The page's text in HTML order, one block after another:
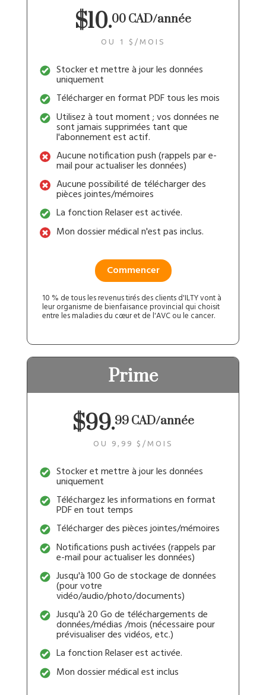
$10.00 CAD/année
OU 1 $/MOIS
Stocker et mettre à jour les données
uniquement
Télécharger en format PDF tous les mois
Utilisez à tout moment ; vos données ne
sont jamais supprimées tant que
l'abonnement est actif.
Aucune notification push (rappels par e-
mail pour actualiser les données)
Aucune possibilité de télécharger des
pièces jointes/mémoires
La fonction Relaser est activée.
Mon dossier médical n'est pas inclus.
Commencer
10 % de tous les revenus tirés des clients d'ILTY vont à
leur organisme de bienfaisance provincial qui choisit
entre les maladies du cœur et de l'AVC ou le cancer.
Prime
$99.99 CAD/année
OU 9,99 $/MOIS
Stocker et mettre à jour les données
uniquement
Téléchargez les informations en format
PDF en tout temps
Télécharger des pièces jointes/mémoires
Notifications push activées (rappels par
e-mail pour actualiser les données)
Jusqu'à 100 Go de stockage de données
(pour votre
vidéo/audio/photo/documents)
Jusqu'à 20 Go de téléchargements de
données/médias /mois (nécessaire pour
prévisualiser des vidéos, etc.)
La fonction Relaser est activée.
Mon dossier médical est inclus